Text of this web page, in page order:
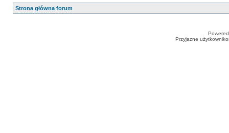
Strona główna forum
Przyjazne